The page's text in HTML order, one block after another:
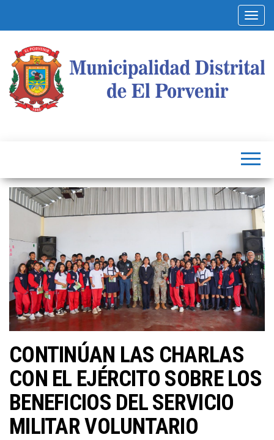
CONTINÚAN LAS CHARLAS
CON EL EJÉRCITO SOBRE LOS
BENEFICIOS DEL SERVICIO
MILITAR VOLUNTARIO